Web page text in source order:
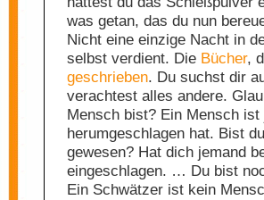
was getan, das du nun
Nicht eine einzige Nacht in
selbst verdient. Die Bücher,
geschrieben. Du suchst dir
verachtest alles andere.
Mensch bist? Ein Mensch
herumgeschlagen hat. Bist
gewesen? Hat dich jemand
eingeschlagen. … Du bist
Ein Schwätzer ist kein